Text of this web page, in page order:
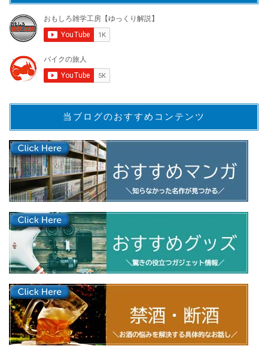
当ブログのおすすめコンテンツ